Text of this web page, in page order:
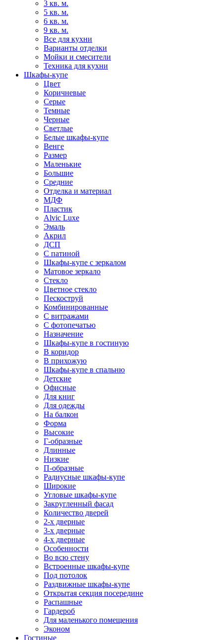
3 кв. м.
5 кв. м.
6 кв. м.
9 кв. м.
Все для кухни
Варианты отделки
Мойки и смесители
Техника для кухни
Шкафы-купе
Цвет
Коричневые
Серые
Темные
Черные
Светлые
Белые шкафы-купе
Венге
Размер
Маленькие
Большие
Средние
Отделка и материал
МДФ
Пластик
Alvic Luxe
Эмаль
Акрил
ДСП
С патиной
Шкафы-купе с зеркалом
Матовое зеркало
Стекло
Цветное стекло
Пескоструй
Комбинированные
С витражами
С фотопечатью
Назначение
Шкафы-купе в гостиную
В коридор
В прихожую
Шкафы-купе в спальню
Детские
Офисные
Для книг
Для одежды
На балкон
Форма
Высокие
Г-образные
Длинные
Низкие
П-образные
Радиусные шкафы-купе
Широкие
Угловые шкафы-купе
Закругленный фасад
Количество дверей
2-х дверные
3-х дверные
4-х дверные
Особенности
Во всю стену
Встроенные шкафы-купе
Под потолок
Раздвижные шкафы-купе
Открытая секция посередине
Распашные
Гардероб
Для маленького помещения
Эконом
Гостиные